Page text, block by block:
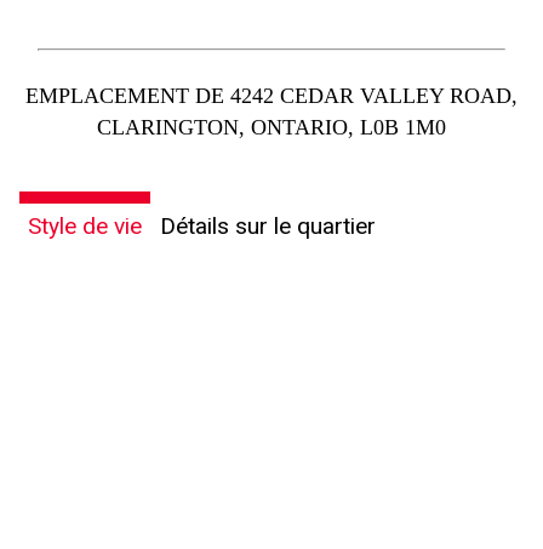
EMPLACEMENT DE 4242 CEDAR VALLEY ROAD,
CLARINGTON, ONTARIO, L0B 1M0
Style de vie Détails sur le quartier